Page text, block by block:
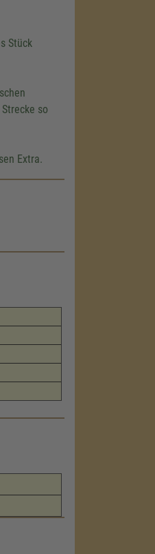
Stück
so
Extra.